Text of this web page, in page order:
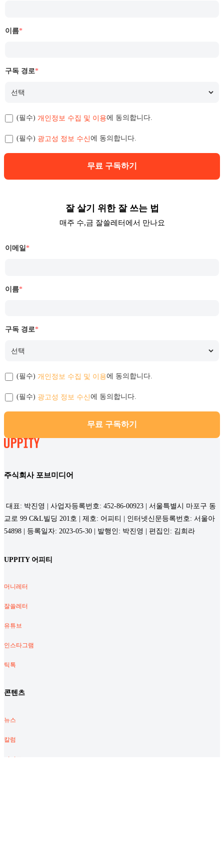
이름*
구독 경로*
(필수) 개인정보 수집 및 이용에 동의합니다.
(필수) 광고성 정보 수신에 동의합니다.
무료 구독하기
잘 살기 위한 잘 쓰는 법
매주 수,금 잘쓸레터에서 만나요
이메일*
이름*
구독 경로*
(필수) 개인정보 수집 및 이용에 동의합니다.
(필수) 광고성 정보 수신에 동의합니다.
무료 구독하기
주식회사 포브미디어
대표: 박진영 | 사업자등록번호: 452-86-00923 | 서울특별시 마포구 동
교로 99 C&L빌딩 201호 | 제호: 어피티 | 인터넷신문등록번호: 서울아
54898 | 등록일자: 2023-05-30 | 발행인: 박진영 | 편집인: 김희라
UPPITY 어피티
머니레터
잘쓸레터
유튜브
인스타그램
틱톡
콘텐츠
뉴스
칼럼
머니로그